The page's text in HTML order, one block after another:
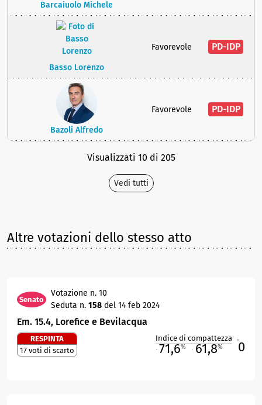
Barcaiuolo Michele
Basso Lorenzo
Favorevole PD-IDP
Bazoli Alfredo
Favorevole PD-IDP
Visualizzati 10 di 205
Vedi tutti
Altre votazioni dello stesso atto
Senato
Votazione n. 10
Seduta n. 158 del 14 feb 2024
Em. 15.4, Lorefice e Bevilacqua
RESPINTA
17 voti di scarto
Indice di compattezza
71,6% 61,8% 0